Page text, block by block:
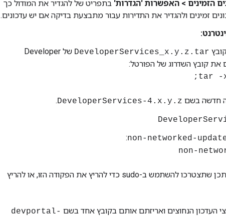
הזמינים > האפשרות 'הגדרות' בתפריט של להגדיר את המודול כך
זמינים ולהגדיר את התדירות עבור מתבצעת בדיקה אם יש עדכונים.
DeveloperServices_x.y.z.tar
של Developer
חדשה בשם DeveloperServices-4.x.y.z
.
non-networked-
:
בהתאם להרשאות הקובץ, ייתכן שתצטרכו להשתמש ב-sudo כדי להריץ את הפקודה הזו, או להריץ
העדכון הנחוצים ואריזתם אותם בקובץ אחד בשם devportal-